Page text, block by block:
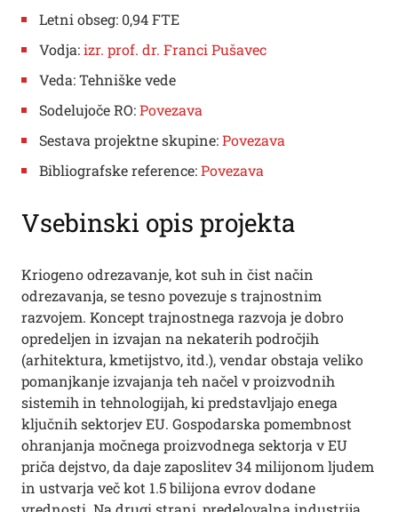
Letni obseg: 0,94 FTE
Vodja:izr. prof. dr. Franci Pušavec
Veda: Tehniške vede
Sodelujoče RO:Povezava
Sestava projektne skupine:Povezava
Bibliografske reference:Povezava
Vsebinski opis projekta
Kriogeno odrezavanje, kot suh in čist način
odrezavanja, se tesno povezuje s trajnostnim
razvojem. Koncept trajnostnega razvoja je dobro
opredeljen in izvajan na nekaterih področjih
(arhitektura, kmetijstvo, itd.), vendar obstaja veliko
pomanjkanje izvajanja teh načel v proizvodnih
sistemih in tehnologijah, ki predstavljajo enega
ključnih sektorjev EU. Gospodarska pomembnost
ohranjanja močnega proizvodnega sektorja v EU
priča dejstvo, da daje zaposlitev 34 milijonom ljudem
in ustvarja več kot 1.5 bilijona evrov dodane